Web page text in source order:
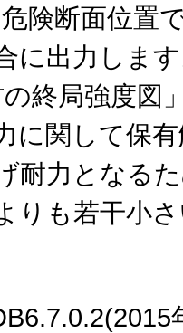
険断面位置
に出力しま
の終局強度
に関して保
耐力となる
りも若干小